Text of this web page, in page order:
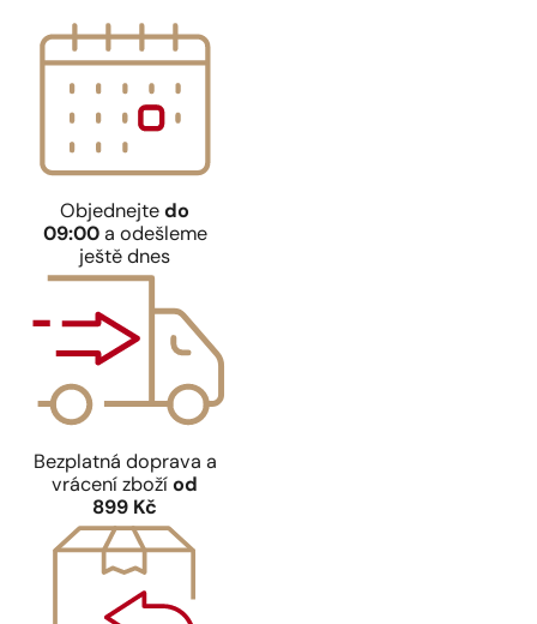
Objednejtedo
09:00a odešleme
ještě dnes
Bezplatná doprava a
vrácení zbožíod
899 Kč